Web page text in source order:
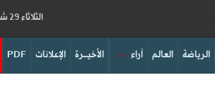
الثلاثاء 29 شعبان 1447 العدد 19188
PDF الإعلانات الأخيــرة آراء العالم الرياضة